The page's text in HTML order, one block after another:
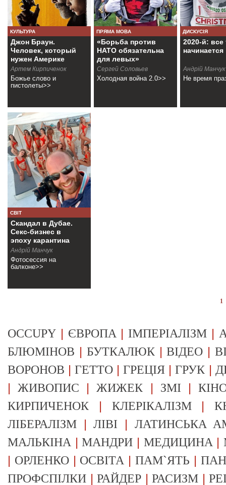
КУЛЬТУРА
Джон Браун.
Человек, который
нужен Америке
Артем Кирпиченок
Божье слово и
пистолеты>>
ПРЯМА МОВА
«Борьба против
НАТО обязательна
для левых»
Сергей Соловьев
Холодная война 2.0>>
ДИСКУСІЯ
2020-й: все
начинается
Андрiй Манчук
Не время
СВІТ
Скандал в Дубае.
Секс-бизнес в
эпоху карантина
Андрiй Манчук
Фотосессия на
балконе>>
1
OCCUPY | ЄВРОПА | ІМПЕРІАЛІЗМ |
БЛЮМІНОВ | БУТКАЛЮК|ВІДЕО |
ВОРОНОВ |ГЕТТО |ГРЕЦІЯ |ГРУК |
|ЖИВОПИС |ЖИЖЕК | ЗМІ |
КИРПИЧЕНОК | КЛЕРІКАЛІЗМ|
ЛІБЕРАЛІЗМ |ЛІВІ | ЛАТИНСЬКА
МАЛЬКІНА |МАНДРИ | МЕДИЦИНА |
| ОРЛЕНКО| ОСВІТА |ПАМ`ЯТЬ |
ПРОФСПІЛКИ |РАЙДЕР |РАСИЗМ |